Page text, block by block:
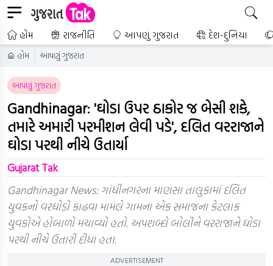
હોમ રાજનીતિ આપણું ગુજરાત દેશ-દુનિયા
હોમ આપણું ગુજરાત
આપણું ગુજરાત
Gandhinagar: 'ઘોડા ઉપર ઠાકોર જ બેસી શકે,
તમારે અમારી પરમીશન લેવી પડે', દલિત વરરાજાને
ઘોડા પરથી નીચે ઉતાર્યા
Gujarat Tak
Gandhinagar News: ગાંધીનગરના માણસા તાલુકામાં દલિત
યુવકનો વરઘોડો કાઢવા મામલે ગામના એક સમાજના કેટલાક
યુવકોએ હોબાળો મચાવ્યો હતો. અપશબ્દો બોલીને વરરાજાને ઘોડા
પરથી નીચે ઉતારી દીધા હતા.
ADVERTISEMENT